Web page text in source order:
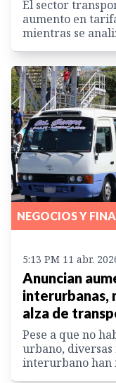
El sector
aumento en
mientras se
NEGOCIOS Y
5:13 PM 11 abr.
Anuncian
interurbanas,
alza de
Pese a que no
urbano,
interurbano han